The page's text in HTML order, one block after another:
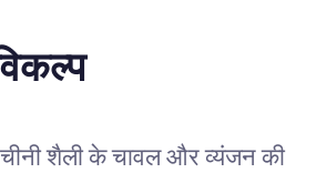
शैली के चावल और व्यंजन की